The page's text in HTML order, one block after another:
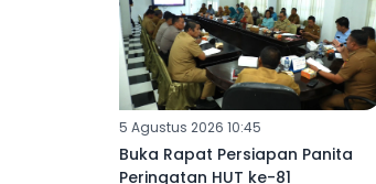
5 Agustus 2026 10:45
Buka Rapat Persiapan Panita
Peringatan HUT ke-81